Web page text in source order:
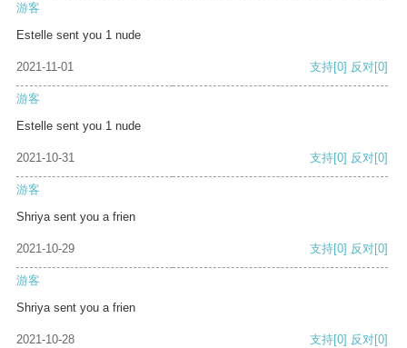
游客
Estelle sent you 1 nude
2021-11-01 支持[0] 反对[0]
游客
Estelle sent you 1 nude
2021-10-31 支持[0] 反对[0]
游客
Shriya sent you a frien
2021-10-29 支持[0] 反对[0]
游客
Shriya sent you a frien
2021-10-28 支持[0] 反对[0]